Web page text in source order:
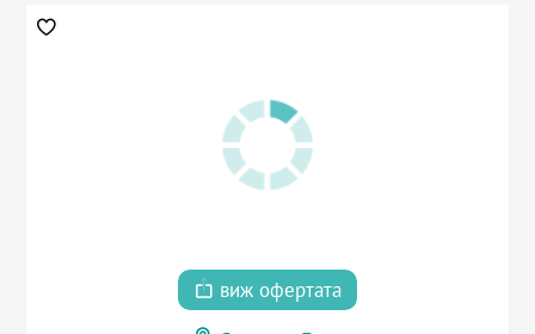
виж офертата